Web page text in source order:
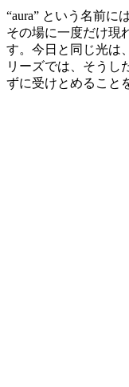
“aura” という名前に
その場に一度だけ現
す。今日と同じ光は
リーズでは、そうし
ずに受けとめること